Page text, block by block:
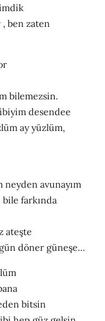
, ben zaten
bilemezsin.
desendee
ay yüzlüm,
neyden avunayım
bile farkında
ateşte
döner güneşe…
bitsin